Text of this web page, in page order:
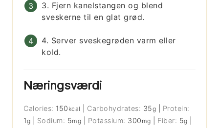
3. Fjern kanelstangen og blend
sveskerne til en glat grød.
4. Server sveskegrøden varm eller
kold.
Næringsværdi
Calories: 150 kcal Carbohydrates: 35g
Protein:
1g Sodium: 5mg Potassium: 300 mg Fiber: 5g